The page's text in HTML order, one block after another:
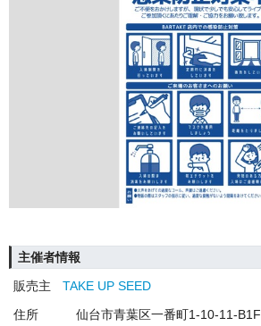
主催者情報
販売主
TAKE UP SEED
住所
仙台市青葉区一番町1-10-11-B1F